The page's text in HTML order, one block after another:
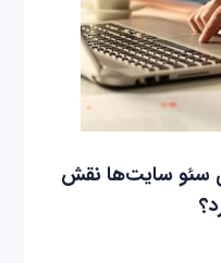
سئو سایت‌ها نقش